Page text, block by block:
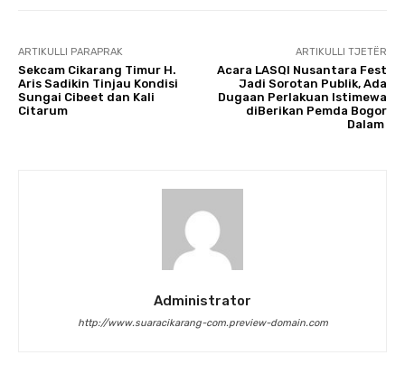
ARTIKULLI PARAPRAK
Sekcam Cikarang Timur H.
Aris Sadikin Tinjau Kondisi
Sungai Cibeet dan Kali
Citarum
ARTIKULLI TJETËR
Acara LASQI Nusantara Fest
Jadi Sorotan Publik, Ada
Dugaan Perlakuan Istimewa
diBerikan Pemda Bogor
Dalam
Administrator
http://www.suaracikarang-com.preview-domain.com